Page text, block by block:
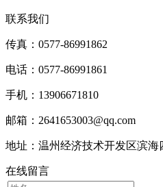
联系我们
传真：0577-86991862
电话：0577-86991861
手机：13906671810
邮箱：2641653003@qq.com
地址：温州经济技术开发区滨海
在线留言